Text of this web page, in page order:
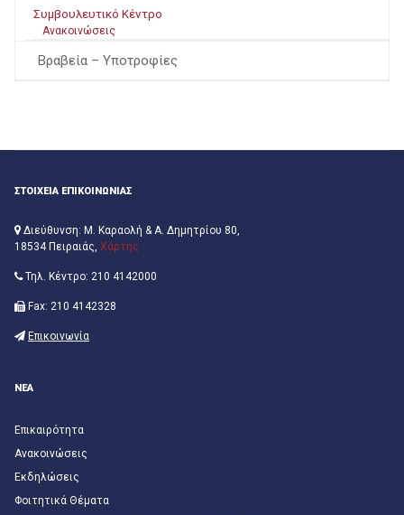
Συμβουλευτικό Κέντρο
Ανακοινώσεις
Βραβεία – Υποτροφίες
ΣΤΟΙΧΕΙΑ ΕΠΙΚΟΙΝΩΝΙΑΣ
Διεύθυνση: Μ. Καραολή & Α. Δημητρίου 80,
18534 Πειραιάς, Χάρτης
Τηλ. Κέντρο: 210 4142000
Fax: 210 4142328
Επικοινωνία
ΝΕΑ
Επικαιρότητα
Ανακοινώσεις
Εκδηλώσεις
Φοιτητικά Θέματα